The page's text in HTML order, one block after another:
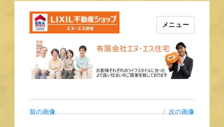
長崎の不動産はエヌ・エス住宅
で！！
メニュー
前の画像 次の画像